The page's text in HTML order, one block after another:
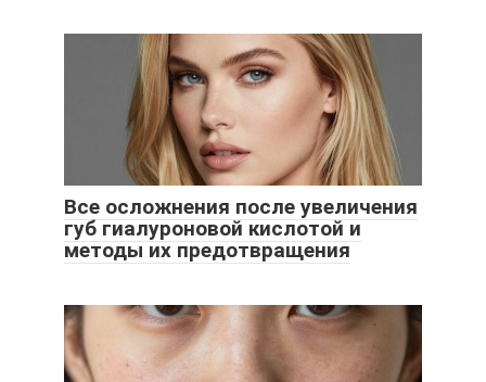
Все осложнения после увеличения
губ гиалуроновой кислотой и
методы их предотвращения